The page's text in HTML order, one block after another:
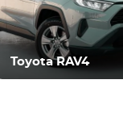
Toyota RAV4